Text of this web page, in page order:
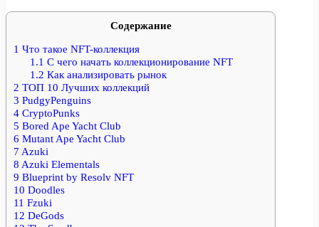
Содержание
1 Что такое NFT-коллекция
1.1 С чего начать коллекционирование NFT
1.2 Как анализировать рынок
2 ТОП 10 Лучших коллекций
3 PudgyPenguins
4 CryptoPunks
5 Bored Ape Yacht Club
6 Mutant Ape Yacht Club
7 Azuki
8 Azuki Elementals
9 Blueprint by Resolv NFT
10 Doodles
11 Fzuki
12 DeGods